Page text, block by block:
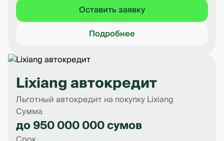
Оставить заявку
Подробнее
Lixiang автокредит
Льготный автокредит на покупку Lixiang
Сумма
до 950 000 000 сумов